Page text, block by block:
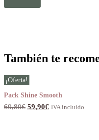
También te
¡Oferta!
Pack Shine Smooth
69,80€ El
59,90€ElIVA incluido